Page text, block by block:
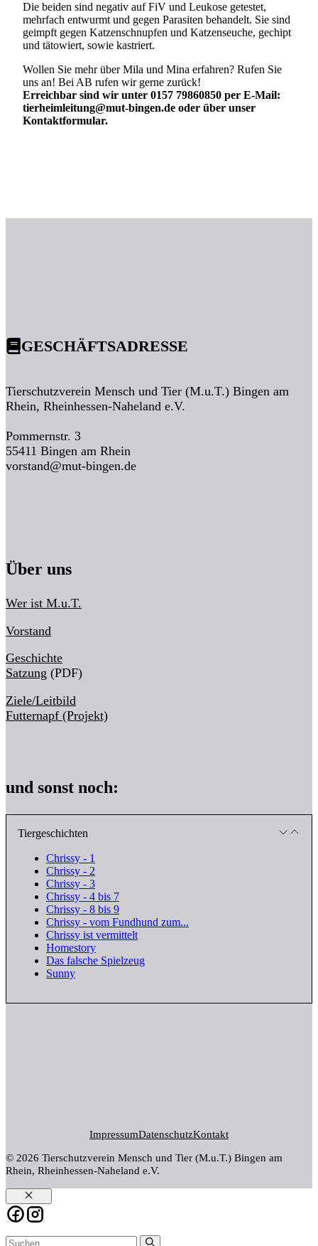
Die beiden sind negativ auf FiV und Leukose getestet,
mehrfach entwurmt und gegen Parasiten behandelt. Sie sind
geimpft gegen Katzenschnupfen und Katzenseuche, gechipt
und tätowiert, sowie kastriert.
Wollen Sie mehr über Mila und Mina erfahren? Rufen Sie
uns an! Bei AB rufen wir gerne zurück!
Erreichbar sind wir unter 0157 79860850 per E-Mail:
tierheimleitung@mut-bingen.de oder über unser
Kontaktformular.
GESCHÄFTSADRESSE
Tierschutzverein Mensch und Tier (M.u.T.) Bingen am
Rhein, Rheinhessen-Naheland e.V.
Pommernstr. 3
55411 Bingen am Rhein
vorstand@mut-bingen.de
Über uns
Wer ist M.u.T.
Vorstand
Geschichte
Satzung (PDF)
Ziele/Leitbild
Futternapf (Projekt)
und sonst noch:
Tiergeschichten
Chrissy - 1
Chrissy - 2
Chrissy - 3
Chrissy - 4 bis 7
Chrissy - 8 bis 9
Chrissy - vom Fundhund zum...
Chrissy ist vermittelt
Homestory
Das falsche Spielzeug
Sunny
© 2026 Tierschutzverein Mensch und Tier (M.u.T.) Bingen am
Rhein, Rheinhessen-Naheland e.V.
ImpressumDatenschutzKontakt
Schließen
Suchen